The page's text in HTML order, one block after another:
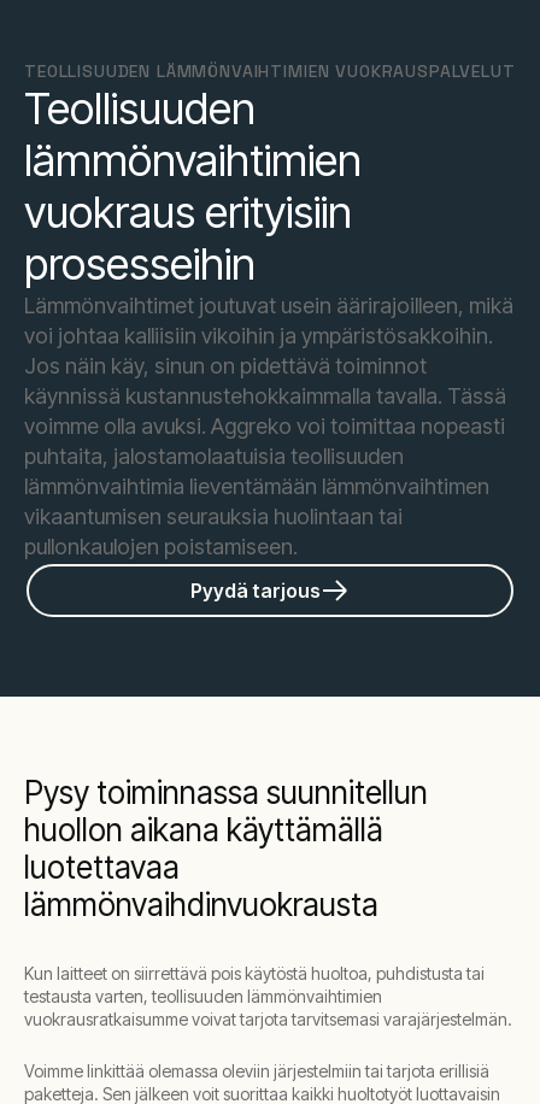
TEOLLISUUDEN LÄMMÖNVAIHTIMIEN VUOKRAUSPALVELUT
Teollisuuden
lämmönvaihtimien
vuokraus erityisiin
prosesseihin
Lämmönvaihtimet joutuvat usein äärirajoilleen, mikä
voi johtaa kalliisiin vikoihin ja ympäristösakkoihin.
Jos näin käy, sinun on pidettävä toiminnot
käynnissä kustannustehokkaimmalla tavalla. Tässä
voimme olla avuksi. Aggreko voi toimittaa nopeasti
puhtaita, jalostamolaatuisia teollisuuden
lämmönvaihtimia lieventämään lämmönvaihtimen
vikaantumisen seurauksia huolintaan tai
pullonkaulojen poistamiseen.
Pyydä tarjous
Pysy toiminnassa suunnitellun
huollon aikana käyttämällä
luotettavaa
lämmönvaihdinvuokrausta
Kun laitteet on siirrettävä pois käytöstä huoltoa, puhdistusta tai
testausta varten, teollisuuden lämmönvaihtimien
vuokrausratkaisumme voivat tarjota tarvitsemasi varajärjestelmän.
Voimme linkittää olemassa oleviin järjestelmiin tai tarjota erillisiä
paketteja. Sen jälkeen voit suorittaa kaikki huoltotyöt luottavaisin